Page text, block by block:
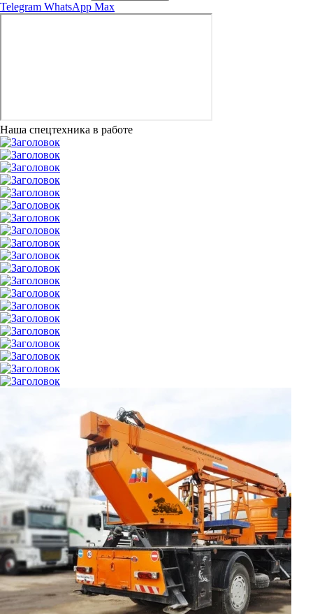
Telegram WhatsApp Max
Наша спецтехника в работе